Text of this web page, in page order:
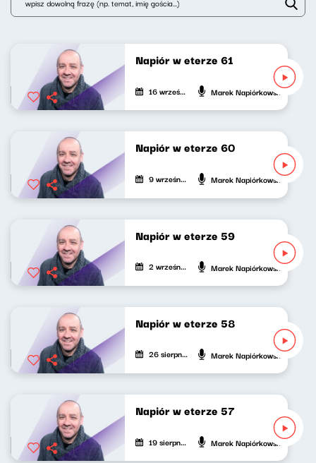
Napiór w eterze 61
16 września 2021 Marek Napiórkowski
Napiór w eterze 60
9 września 2021 Marek Napiórkowski
Napiór w eterze 59
2 września 2021 Marek Napiórkowski
Napiór w eterze 58
26 sierpnia 2021 Marek Napiórkowski
Napiór w eterze 57
19 sierpnia 2021 Marek Napiórkowski